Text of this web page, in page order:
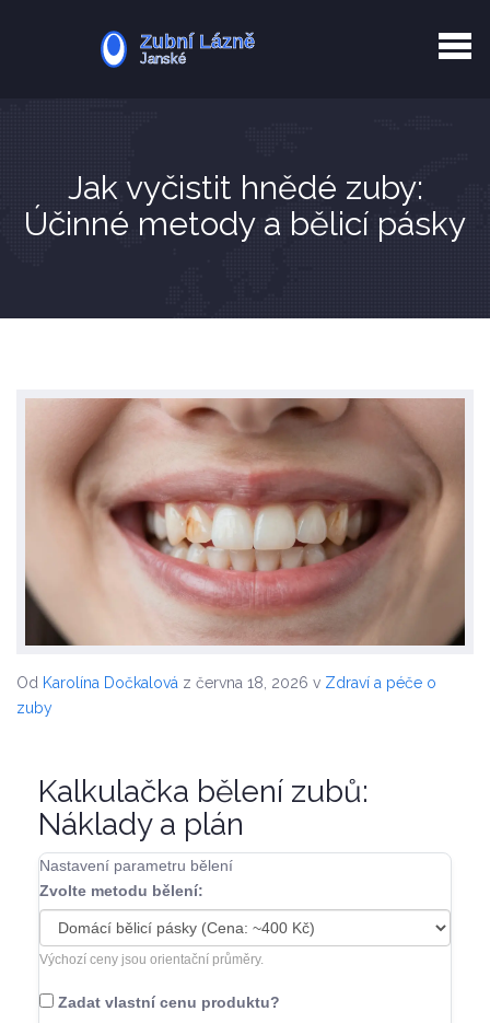
Zotavení po extrakci
Jak vyčistit hnědé zuby:
Účinné metody a bělicí pásky
Od Karolína Dočkalová z června 18, 2026 v Zdraví a péče o
zuby
Kalkulačka bělení zubů:
Náklady a plán
Nastavení parametru bělení
Zvolte metodu bělení:
Výchozí ceny jsou orientační průměry.
Zadat vlastní cenu produktu?